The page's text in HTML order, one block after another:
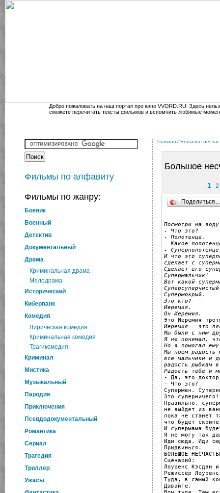
Добро пожаловать на наш портал про кино VVORD.RU. Здесь
сможете перечитать тексты фильмов и вспомнить любимые
Фильмы по алфавиту
Фильмы по жанру:
Боевик
Военный
Детектив
Документальный
Драма
Криминальная драма
Мелодрама
Исторический
Киберпанк
Комедия
Лирическая комедия
Криминальная комедия
Трагикомедия
Криминал
Мистика
Музыкальный
Пародия
Приключения
Псевдодокументальный
Романтика
Cериал
Трагедия
Триллер
Ужасы
Главная / Большое
Большое
1 2
Посмотри на
- Что это?
- Полотенце.
- Какое
-
И что это
сделает с
Сделает его
Супермальчик!
Вот какой
Супермокрый.
Это кто?
Иеремия.
Он Иеремия.
Иеремия - это
Мы были с ним
Я не понимал,
Но я помогал
Мы поём радость
все мальчики и
радость рыбкам
Радость тебе и
- Да, это
- Что это?
Супермен.
Это суперничего!
Правильно,
не выйдет из
пока не станет
что будет
И супермама
Я не могу так
Иди сюда. Иди
Придвинься.
БОЛЬШОЕ
Сценарий:
Лоуренс Кэсдан
Режиссёр
Туда, в самый
Давайте.